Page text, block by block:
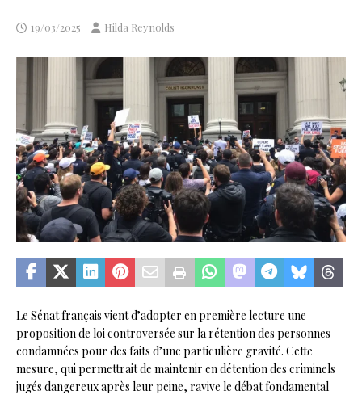
19/03/2025 Hilda Reynolds
Le Sénat français vient d’adopter en première lecture une
proposition de loi controversée sur la rétention des personnes
condamnées pour des faits d’une particulière gravité. Cette
mesure, qui permettrait de maintenir en détention des criminels
jugés dangereux après leur peine, ravive le débat fondamental